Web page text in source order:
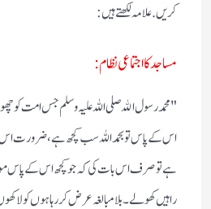
کریں. علامہ لکھتے ہیں:
مساجد کا اجتماعی نظام:
"محمد رسول الله صلی اللہ علیہ وسلم جس امت
اس کے پاس تو بحمد اللہ سب کچھ ہے، ضرور ت اس
ہے تو صرف اس بات کی کہ جو کچھ اس کے پاس
راہیں کھولے۔ بلا مبالغہ عرض کر رہاہوں کو